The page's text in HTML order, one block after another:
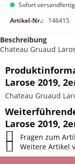
Sofort
Artikel-Nr.:
146415
Beschreibung
Chateau Gruaud
Larose 2019,
Chateau Gruaud
Larose 2019,
Fragen zum
Weitere Artikel